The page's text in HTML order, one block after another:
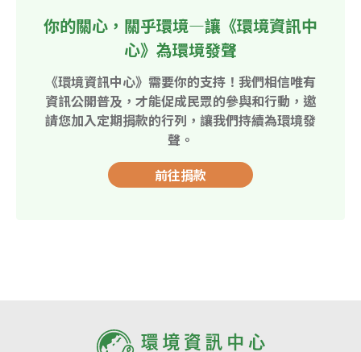
你的關心，關乎環境—讓《環境資訊中
心》為環境發聲
《環境資訊中心》需要你的支持！我們相信唯有
資訊公開普及，才能促成民眾的參與和行動，邀
請您加入定期捐款的行列，讓我們持續為環境發
聲。
前往捐款